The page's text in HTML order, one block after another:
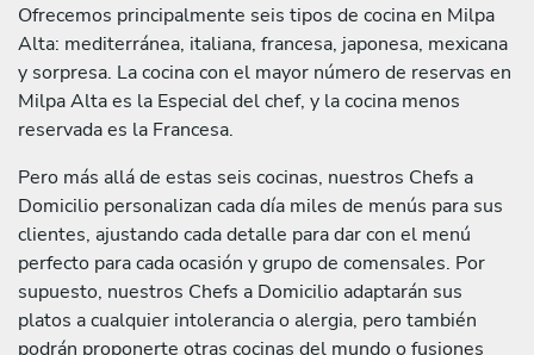
Ofrecemos principalmente seis tipos de cocina en Milpa
Alta: mediterránea, italiana, francesa, japonesa, mexicana
y sorpresa. La cocina con el mayor número de reservas en
Milpa Alta es la Especial del chef, y la cocina menos
reservada es la Francesa.
Pero más allá de estas seis cocinas, nuestros Chefs a
Domicilio personalizan cada día miles de menús para sus
clientes, ajustando cada detalle para dar con el menú
perfecto para cada ocasión y grupo de comensales. Por
supuesto, nuestros Chefs a Domicilio adaptarán sus
platos a cualquier intolerancia o alergia, pero también
podrán proponerte otras cocinas del mundo o fusiones